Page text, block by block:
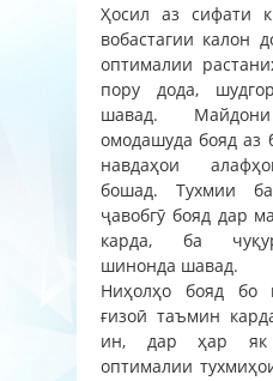
Ҳосил аз сифати
вобастагии калон
оптималии
пору дода,
шавад.
омодашуда бояд аз
навдаҳои
бошад. Тухмии
ҷавобгӯ бояд дар
карда, ба
шинонда шавад.
Ниҳолҳо бояд бо
ғизоӣ таъмин
ин, дар ҳар як
оптималии